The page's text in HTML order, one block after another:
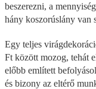
beszerezni, a
hány koszorúslány van
Egy teljes
Ft között mozog, tehát
előbb említett
és bizony az eltérő